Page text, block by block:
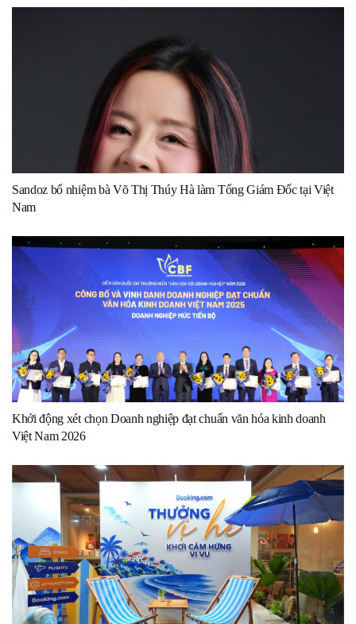
Sandoz bổ nhiệm bà Võ Thị Thúy Hà làm Tổng Giám Đốc tại Việt
Nam
Khởi động xét chọn Doanh nghiệp đạt chuẩn văn hóa kinh doanh
Việt Nam 2026